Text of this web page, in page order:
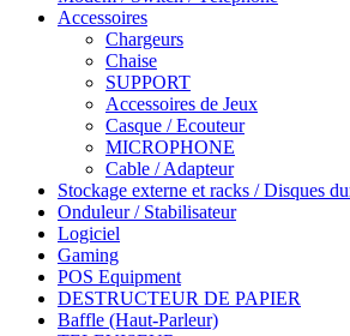
Accessoires
Chargeurs
Chaise
SUPPORT
Accessoires de Jeux
Casque / Ecouteur
MICROPHONE
Cable / Adapteur
Stockage externe et racks / Disques
Onduleur / Stabilisateur
Logiciel
Gaming
POS Equipment
DESTRUCTEUR DE PAPIER
Baffle (Haut-Parleur)